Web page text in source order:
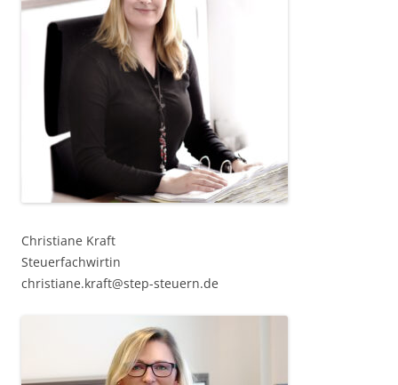
Christiane Kraft
Steuerfachwirtin
christiane.kraft@step-steuern.de